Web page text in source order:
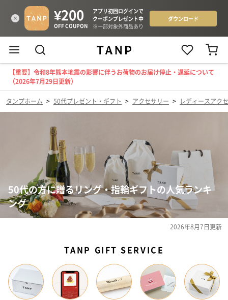
【重要】令和8年熊本地震の影響に伴うお荷物のお届け停止・遅延について
（2026年7月29日更新）
タンプホーム > 50代プレゼント・ギフト > アクセサリー > レディースアク
50代の方に贈るリング・指輪ギフトの人気ランキ
ング
2026年8月7日更新
TANP GIFT SERVICE